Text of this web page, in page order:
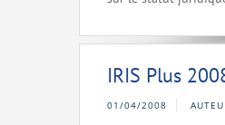
IRIS Plus
01/04/2008